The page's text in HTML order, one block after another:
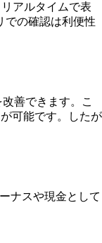
アルタイムで表
での確認は利便性
善できます。こ
可能です。したが
ナスや現金として